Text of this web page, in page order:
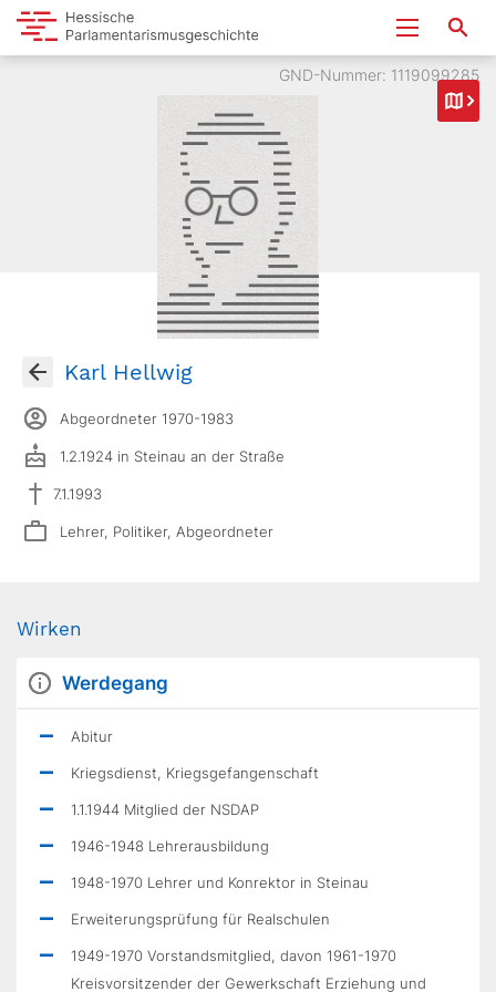
GND-Nummer: 1119099285
Karl Hellwig
Abgeordneter 1970-1983
1.2.1924 in Steinau an der Straße
7.1.1993
Lehrer, Politiker, Abgeordneter
Wirken
Werdegang
Abitur
Kriegsdienst, Kriegsgefangenschaft
1.1.1944 Mitglied der NSDAP
1946-1948 Lehrerausbildung
1948-1970 Lehrer und Konrektor in Steinau
Erweiterungsprüfung für Realschulen
1949-1970 Vorstandsmitglied, davon 1961-1970
Kreisvorsitzender der Gewerkschaft Erziehung und